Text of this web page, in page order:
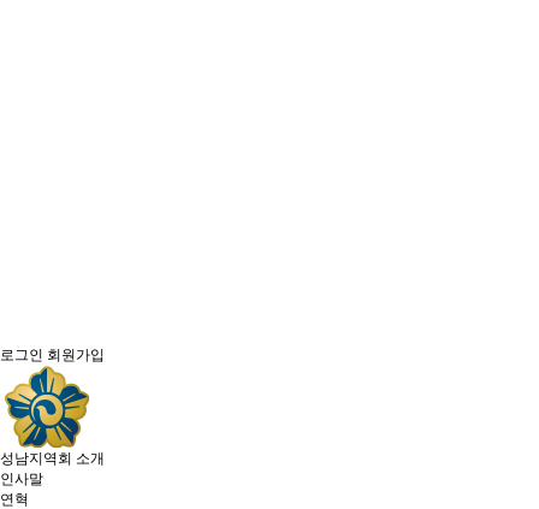
로그인 회원가입
성남지역회 소개
인사말
연혁